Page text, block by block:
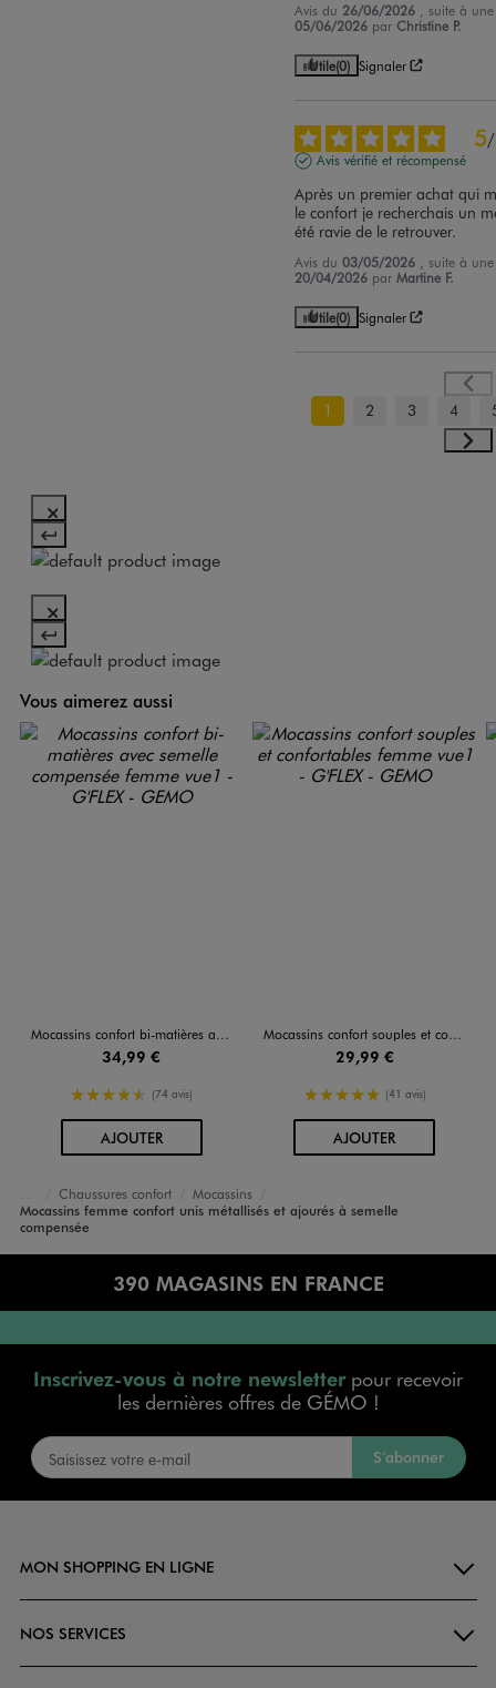
Avis du 26/06/2026
, suite à
05/06/2026 parChristine P.
Utile(0) Signaler
5/
Avis vérifié et récompensé
Après un premier achat qui
le confort je recherchais un
été ravie de le retrouver.
Avis du03/05/2026
, suite à
20/04/2026 parMartine F.
Utile(0) Signaler
1 2 3 4
Vous aimerez aussi
Mocassins confort bi-matières avec semelle compensée femme
34,99 €
4.5/5 de moyenne
(74 avis)
AJOUTERAU PANIER
Mocassins confort souples et confortables femme
29,99 €
5/5 de moyenne
(41 avis)
AJOUTERAU PANIER
Accueil
Femme
Chaussures
Chaussures confort
Mocassins
Mocassins femme confort unis métallisés et ajourés à semelle
compensée
390 MAGASINS EN FRANCE
Inscrivez-vous à notre newsletterpour recevoir
les dernières offres de GÉMO !
S’abonner
MON SHOPPING EN LIGNE
NOS SERVICES